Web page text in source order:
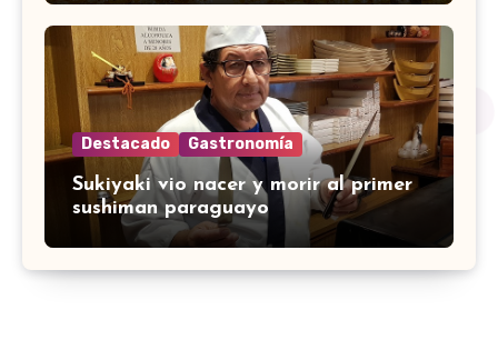
Destacado Gastronomía
Sukiyaki vio nacer y morir al primer
sushiman paraguayo